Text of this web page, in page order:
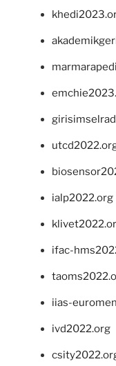
ialp2022.org
ifac-
iias-
ivd2022.org